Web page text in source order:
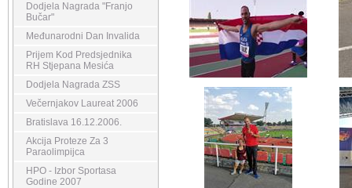
Dodjela Nagrada "Franjo
Bučar"
Međunarodni Dan Invalida
Prijem Kod Predsjednika
RH Stjepana Mesića
Dodjela Nagrada ZSS
Večernjakov Laureat 2006
Bratislava 16.12.2006.
Akcija Proteze Za 3
Paraolimpijca
HPO - Izbor Sportasa
Godine 2007